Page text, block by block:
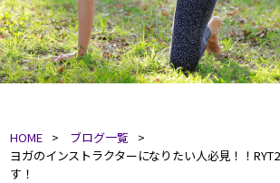
HOME
ブログ一覧
ヨガのインストラクターになりたい人必見！！
す！